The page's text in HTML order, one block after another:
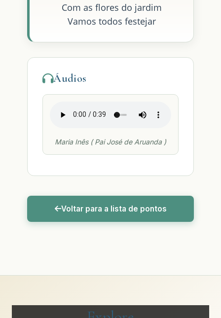
Com as flores do jardim
Vamos todos festejar
Áudios
Maria Inês ( Pai José de Aruanda )
Voltar para a lista de pontos